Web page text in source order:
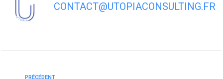
CONTACT@UTOPIACONSULTING.FR
PRÉCÉDENT